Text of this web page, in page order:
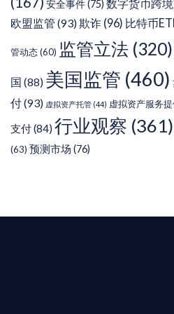
安全事件(75) 数字货币跨
欧盟监管 (93)欺诈 (96) 比特币
管动态(60) 监管立法 (320)
国 (88) 美国监管 (460)
付(93) 虚拟资产托管 (44) 虚拟资产服务提
支付(84) 行业观察 (361)
(63) 预测市场 (76)